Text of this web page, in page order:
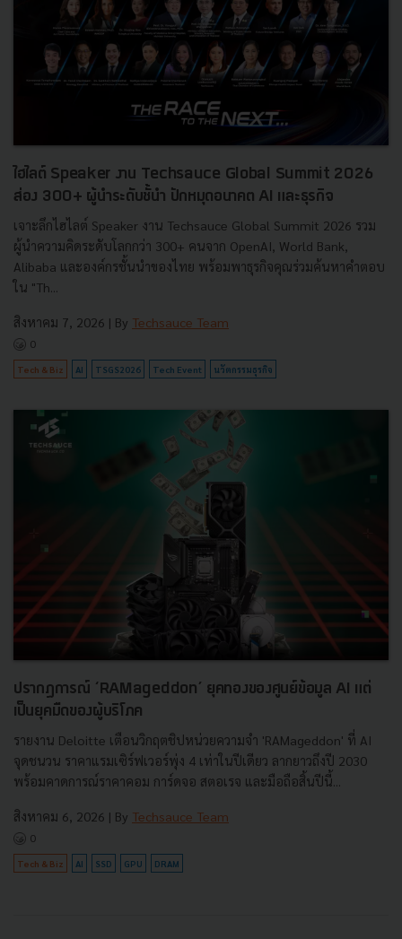
ไฮไลต์ Speaker งาน Techsauce Global Summit 2026
ส่อง 300+ ผู้นำระดับชั้นำ ปักหมุดอนาคต AI และธุรกิจ
เจาะลึกไฮไลต์ Speaker งาน Techsauce Global Summit 2026 รวม
ผู้นำความคิดระดับโลกกว่า 300+ คนจาก OpenAI, World Bank,
Alibaba และองค์กรชั้นนำของไทย พร้อมพาธุรกิจคุณร่วมค้นหาคำตอบ
ใน "Th...
สิงหาคม 7, 2026 | By Techsauce Team
0
Tech & Biz AI TSGS2026 Tech Event นวัตกรรมธุรกิจ
ปรากฏการณ์ ‘RAMageddon’ ยุคทองของศูนย์ข้อมูล AI แต่
เป็นยุคมืดของผู้บริโภค
รายงาน Deloitte เตือนวิกฤตชิปหน่วยความจำ 'RAMageddon' ที่ AI
จุดชนวน ราคาแรมเซิร์ฟเวอร์พุ่ง 4 เท่าในปีเดียว ลากยาวถึงปี 2030
พร้อมคาดการณ์ราคาคอม การ์ดจอ สตอเรจ และมือถือสิ้นปีนี้...
สิงหาคม 6, 2026 | By Techsauce Team
0
Tech & Biz AI SSD GPU DRAM